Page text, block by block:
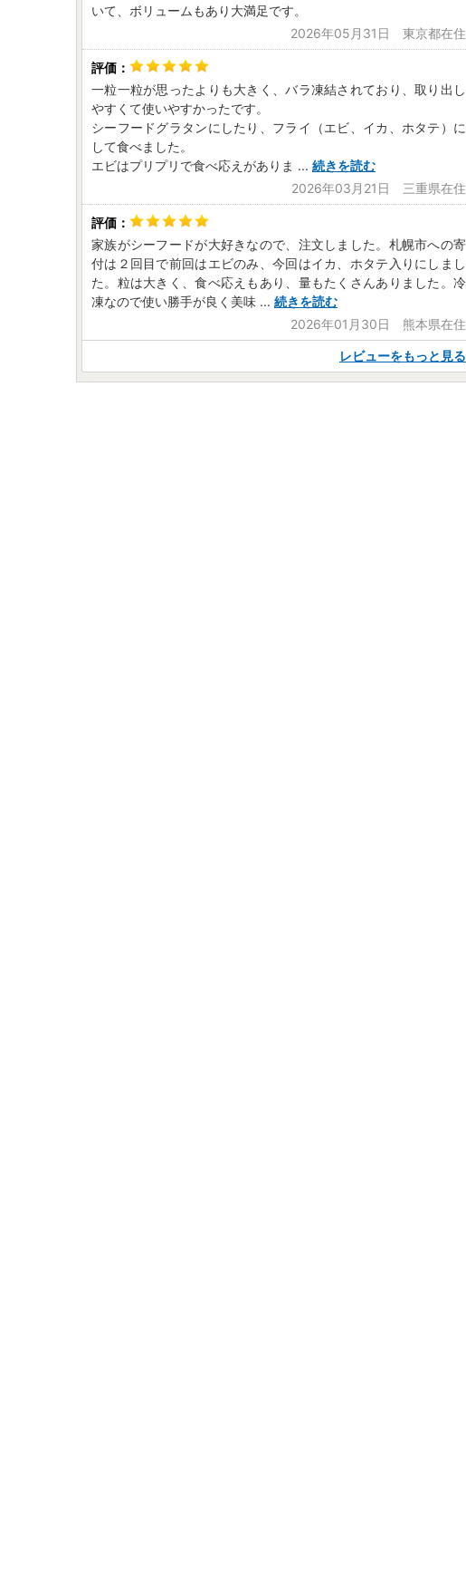
いて、ボリュームもあり大満足です。
2026年05月31日 東京都在住
一粒一粒が思ったよりも大きく、バラ凍結されており、取り出し
やすくて使いやすかったです。
シーフードグラタンにしたり、フライ（エビ、イカ、ホタテ）に
して食べました。
エビはプリプリで食べ応えがありま ... 続きを読む
2026年03月21日 三重県在住
家族がシーフードが大好きなので、注文しました。札幌市への寄
付は２回目で前回はエビのみ、今回はイカ、ホタテ入りにしまし
た。粒は大きく、食べ応えもあり、量もたくさんありました。冷
凍なので使い勝手が良く美味 ... 続きを読む
2026年01月30日 熊本県在住
レビューをもっと見る